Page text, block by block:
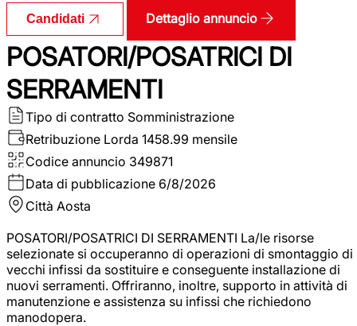
Candidati Dettaglio annuncio
POSATORI/POSATRICI DI
SERRAMENTI
Tipo di contratto Somministrazione
Retribuzione Lorda 1458.99 mensile
Codice annuncio 349871
Data di pubblicazione 6/8/2026
Città Aosta
POSATORI/POSATRICI DI SERRAMENTI La/le risorse
selezionate si occuperanno di operazioni di smontaggio di
vecchi infissi da sostituire e conseguente installazione di
nuovi serramenti. Offriranno, inoltre, supporto in attività di
manutenzione e assistenza su infissi che richiedono
manodopera.